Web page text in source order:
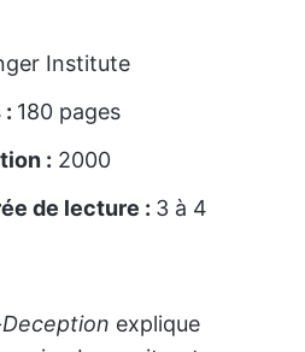
Institute
: 180 pages
: 2000
de lecture : 3 à 4
explique